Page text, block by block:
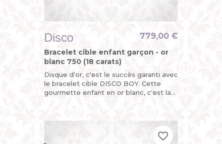
Disco
Bracelet cible enfant garçon - or
blanc 750 (18 carats)
Disque d'or, c'est le succès garanti avec
le bracelet cible DISCO BOY. Cette
gourmette enfant en or blanc, c'est la
779,00 €
favorite_border
favorite_border
favorite_border